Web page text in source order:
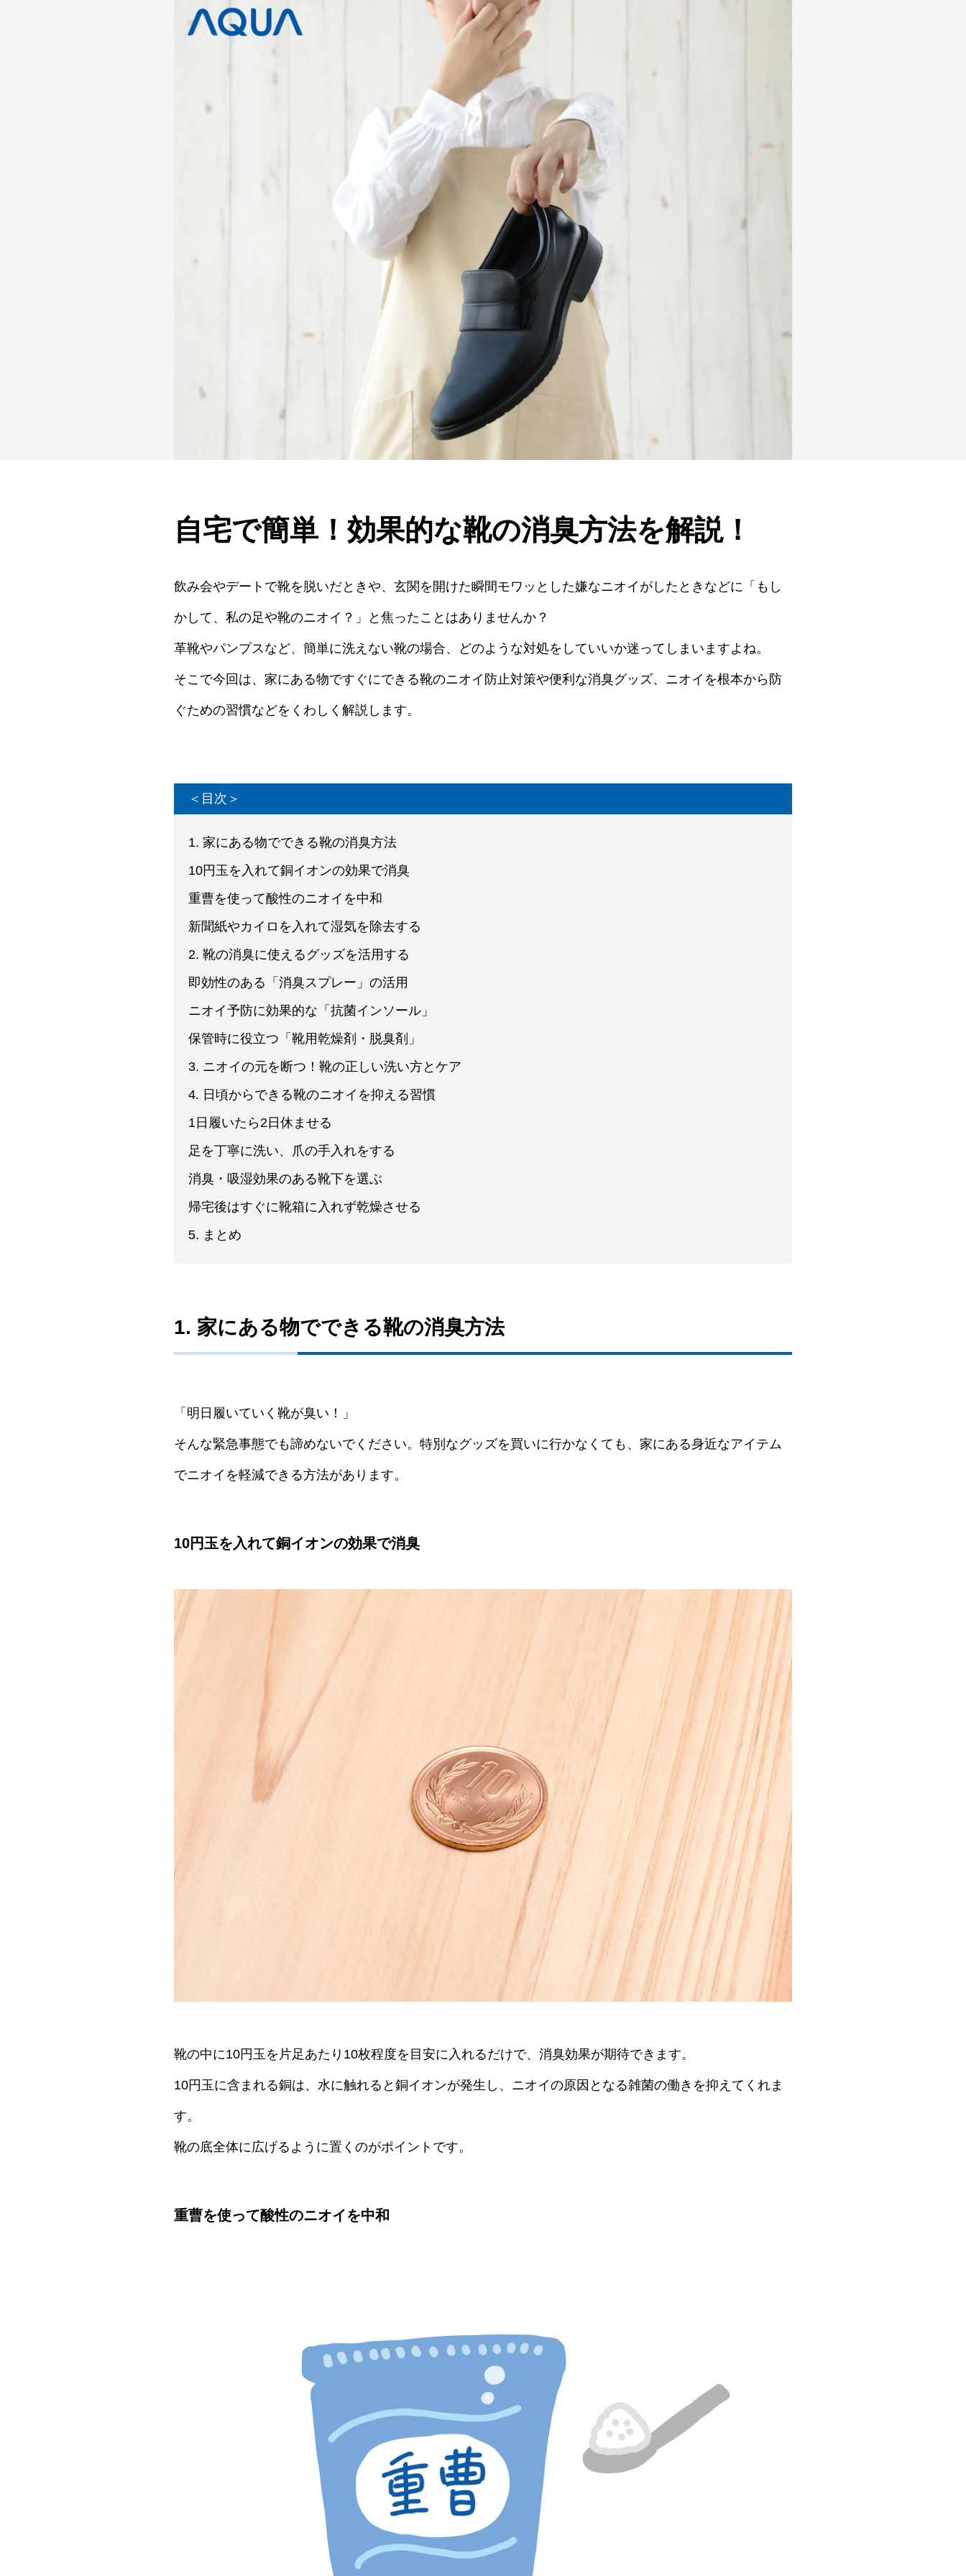
自宅で簡単！効果的な靴の消臭方法を解説！
飲み会やデートで靴を脱いだときや、玄関を開けた瞬間モワッとした嫌なニオイがしたときなどに「もし
かして、私の足や靴のニオイ？」と焦ったことはありませんか？
革靴やパンプスなど、簡単に洗えない靴の場合、どのような対処をしていいか迷ってしまいますよね。
そこで今回は、家にある物ですぐにできる靴のニオイ防止対策や便利な消臭グッズ、ニオイを根本から防
ぐための習慣などをくわしく解説します。
＜目次＞
1. 家にある物でできる靴の消臭方法
10円玉を入れて銅イオンの効果で消臭
重曹を使って酸性のニオイを中和
新聞紙やカイロを入れて湿気を除去する
2. 靴の消臭に使えるグッズを活用する
即効性のある「消臭スプレー」の活用
ニオイ予防に効果的な「抗菌インソール」
保管時に役立つ「靴用乾燥剤・脱臭剤」
3. ニオイの元を断つ！靴の正しい洗い方とケア
4. 日頃からできる靴のニオイを抑える習慣
1日履いたら2日休ませる
足を丁寧に洗い、爪の手入れをする
消臭・吸湿効果のある靴下を選ぶ
帰宅後はすぐに靴箱に入れず乾燥させる
5. まとめ
1. 家にある物でできる靴の消臭方法
「明日履いていく靴が臭い！」
そんな緊急事態でも諦めないでください。特別なグッズを買いに行かなくても、家にある身近なアイテム
でニオイを軽減できる方法があります。
10円玉を入れて銅イオンの効果で消臭
靴の中に10円玉を片足あたり10枚程度を目安に入れるだけで、消臭効果が期待できます。
10円玉に含まれる銅は、水に触れると銅イオンが発生し、ニオイの原因となる雑菌の働きを抑えてくれま
す。
靴の底全体に広げるように置くのがポイントです。
重曹を使って酸性のニオイを中和